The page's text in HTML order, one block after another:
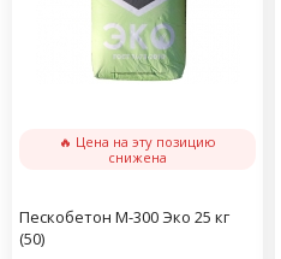
🔥 Цена на эту позицию
снижена
Пескобетон М-300 Эко 25 кг
(50)